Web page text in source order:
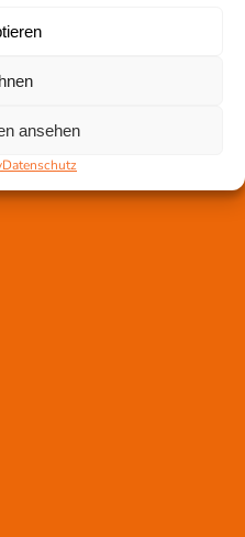
ansehen
Datenschutz